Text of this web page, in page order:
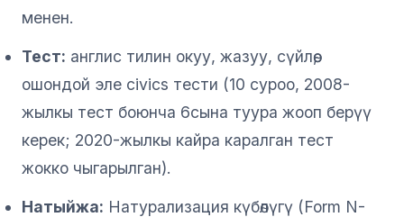
менен.
Тест: англис тилин окуу, жазуу, сүйлөө,
ошондой эле civics тести (10 суроо, 2008-
жылкы тест боюнча 6сына туура жооп берүү
керек; 2020-жылкы кайра каралган тест
жокко чыгарылган).
Натыйжа: Натурализация күбөлүгү (Form N-